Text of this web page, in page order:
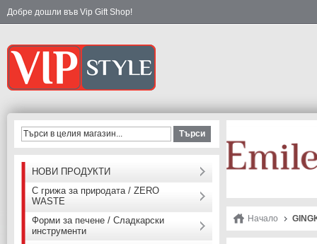
Добре дошли във Vip Gift Shop!
Начало
Търси
НОВИ ПРОДУКТИ
С грижа за природата / ZERO
WASTE
Форми за печене / Сладкарски
инструменти